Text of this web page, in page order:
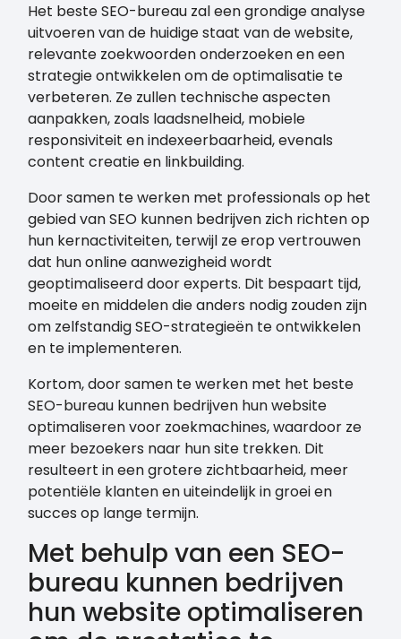
Het beste SEO-bureau zal een grondige analyse
uitvoeren van de huidige staat van de website,
relevante zoekwoorden onderzoeken en een
strategie ontwikkelen om de optimalisatie te
verbeteren. Ze zullen technische aspecten
aanpakken, zoals laadsnelheid, mobiele
responsiviteit en indexeerbaarheid, evenals
content creatie en linkbuilding.
Door samen te werken met professionals op het
gebied van SEO kunnen bedrijven zich richten op
hun kernactiviteiten, terwijl ze erop vertrouwen
dat hun online aanwezigheid wordt
geoptimaliseerd door experts. Dit bespaart tijd,
moeite en middelen die anders nodig zouden zijn
om zelfstandig SEO-strategieën te ontwikkelen
en te implementeren.
Kortom, door samen te werken met het beste
SEO-bureau kunnen bedrijven hun website
optimaliseren voor zoekmachines, waardoor ze
meer bezoekers naar hun site trekken. Dit
resulteert in een grotere zichtbaarheid, meer
potentiële klanten en uiteindelijk in groei en
succes op lange termijn.
Met behulp van een SEO-
bureau kunnen bedrijven
hun website optimaliseren